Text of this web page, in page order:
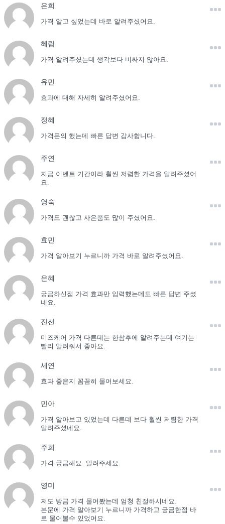
은희
가격 알고 싶었는데 바로 알려주셨어요.
혜림
가격 알려주셨는데 생각보다 비싸지 않아요.
유민
효과에 대해 자세히 알려주셨어요.
정혜
가격문의 했는데 빠른 답변 감사합니다.
주연
지금 이벤트 기간이라 훨씬 저렴한 가격을 알려주셨어
요.
영숙
가격도 괜찮고 사은품도 많이 주셨어요.
효민
가격 알아보기 누르니까 가격 바로 알려주셨어요.
은혜
궁금하신점 가격 효과만 입력했는데도 빠른 답변 주셨
네요.
진선
미즈케어 가격 다른데는 한참후에 알려주는데 여기는
빨리 알려줘서 좋아요.
세연
효과 좋은지 꼼꼼히 물어보세요.
민아
가격 알아보고 있었는데 다른데 보다 훨씬 저렴한 가격
알려주셨네요.
주희
가격 궁금해요. 알려주세요.
영미
저도 방금 가격 물어봤는데 엄청 친절하시네요.
본문에 가격 알아보기 누르니까 가격하고 궁금한점 바
로 물어볼수 있었어요.